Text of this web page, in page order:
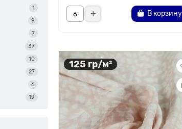
1
9
7
37
10
27
6
19
В корзину
125 гр/м²